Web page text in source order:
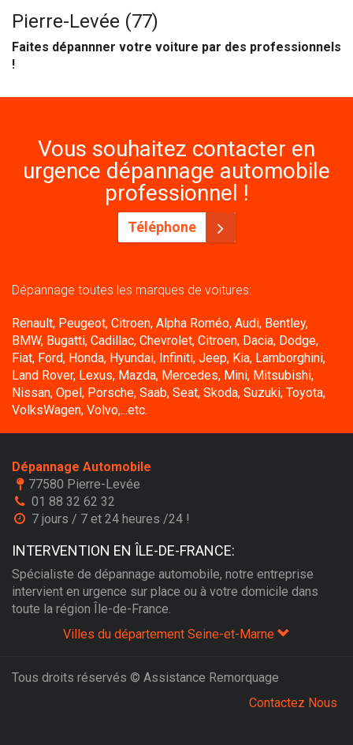
Pierre-Levée (77)
Faites dépannner votre voiture par des professionnels
!
Vous souhaitez contacter en
urgence dépannage automobile
professionnel !
Téléphone
Dépannage toutes les marques de voitures:
Renault, Peugeot, Citroen, Alpha Roméo, Audi, Bentley,
BMW, Bugatti, Cadillac, Chevrolet, Citroen, Dacia, Dodge,
Fiat, Ford, Honda, Hyundai, Infiniti, Jeep, Kia, Lamborghini,
Land Rover, Lexus, Mazda, Mercedes, Mini, Mitsubishi,
Nissan, Opel, Porsche, Saab, Seat, Skoda, Suzuki, Toyota,
VolksWagen, Volvo,...etc.
Dépannage Automobile
77580 Pierre-Levée
01 88 32 62 32
7 jours / 7 et 24 heures /24 !
INTERVENTION EN ÎLE-DE-FRANCE:
Spécialiste de dépannage automobile, notre entreprise
intervient en urgence sur place ou à votre domicile dans
toute la région Île-de-France.
Villes du département Seine-et-Marne
Tous droits réservés © Assistance Remorquage
Contactez Nous